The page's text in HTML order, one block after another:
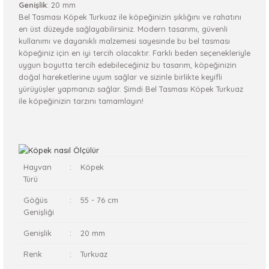
Genişlik: 20 mm
Bel Tasması Köpek Turkuaz ile köpeğinizin şıklığını ve rahatını
en üst düzeyde sağlayabilirsiniz. Modern tasarımı, güvenli
kullanımı ve dayanıklı malzemesi sayesinde bu bel tasması
köpeğiniz için en iyi tercih olacaktır. Farklı beden seçenekleriyle
uygun boyutta tercih edebileceğiniz bu tasarım, köpeğinizin
doğal hareketlerine uyum sağlar ve sizinle birlikte keyifli
yürüyüşler yapmanızı sağlar. Şimdi Bel Tasması Köpek Turkuaz
ile köpeğinizin tarzını tamamlayın!
Hayvan
Türü
: Köpek
Göğüs
Genişliği
: 55 - 76 cm
Genişlik : 20 mm
Renk : Turkuaz